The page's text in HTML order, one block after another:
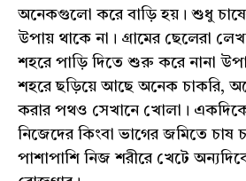
অনেকগুলো করে বাড়ি হয়। শুধু
উপায় থাকে না। গ্ৰামের ছেলেরা
শহরে পাড়ি দিতে শুরু করে নানা
শহরে ছড়িয়ে আছে অনেক চাকরি,
করার পথও সেখানে খোলা।
নিজেদের কিংবা ভাগের জমিতে চাষ
পাশাপাশি নিজ শরীরে খেটে